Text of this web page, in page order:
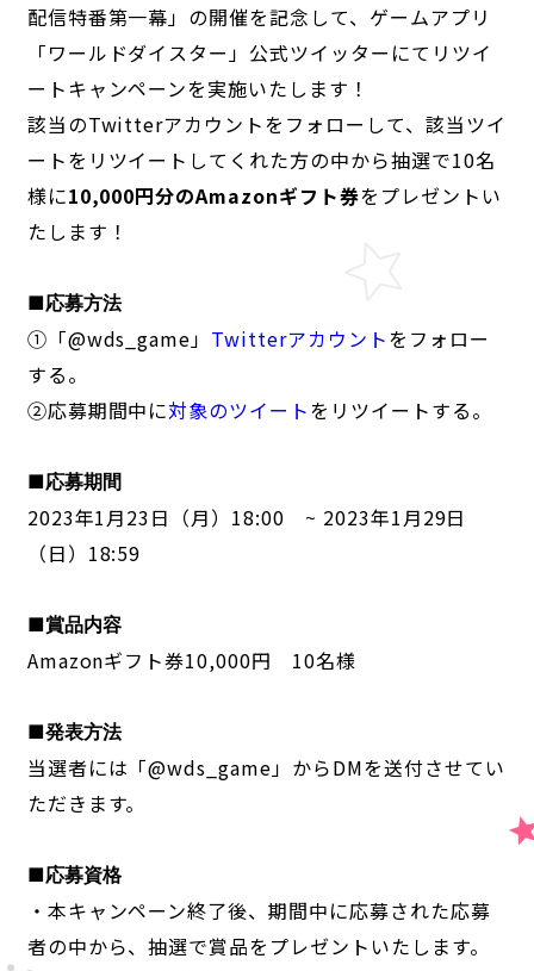
STAFF/CAST
ONAIR MOVIE SPECIAL
GAME
CHARACTER
配信特番第一幕」の開催を記念して、ゲームアプリ
「ワールドダイスター」公式ツイッターにてリツイ
ートキャンペーンを実施いたします！
該当のTwitterアカウントをフォローして、該当ツイ
ートをリツイートしてくれた方の中から抽選で10名
様に10,000円分のAmazonギフト券をプレゼントい
たします！
■応募方法
①「@wds_game」 Twitterアカウントをフォロー
する。
②応募期間中に対象のツイートをリツイートする。
■応募期間
2023年1月23日（月）18:00 ~ 2023年1月29日
（日）18:59
■賞品内容
Amazonギフト券10,000円 10名様
■発表方法
当選者には「@wds_game」からDMを送付させてい
ただきます。
■応募資格
・本キャンペーン終了後、期間中に応募された応募
者の中から、抽選で賞品をプレゼントいたします。